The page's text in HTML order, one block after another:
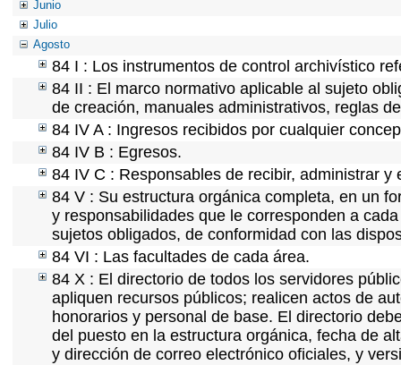
Junio
Julio
Agosto
84 I : Los instrumentos de control archivístico
84 II : El marco normativo aplicable al sujeto
de creación, manuales administrativos, reglas
84 IV A : Ingresos recibidos por cualquier
84 IV B : Egresos.
84 IV C : Responsables de recibir, administrar y
84 V : Su estructura orgánica completa, en un
y responsabilidades que le corresponden a
sujetos obligados, de conformidad con las
84 VI : Las facultades de cada área.
84 X : El directorio de todos los servidores
apliquen recursos públicos; realicen actos de
honorarios y personal de base. El directorio
del puesto en la estructura orgánica, fecha de
y dirección de correo electrónico oficiales, y